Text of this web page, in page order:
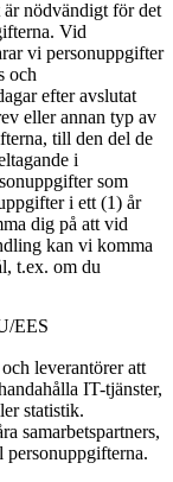
nödvändigt för det
Vid
vi personuppgifter
och
efter avslutat
eller annan typ av
till den del de
i
som
i ett (1) år
dig på att vid
kan vi komma
t.ex. om du
EES
leverantörer att
IT-tjänster,
statistik.
samarbetspartners,